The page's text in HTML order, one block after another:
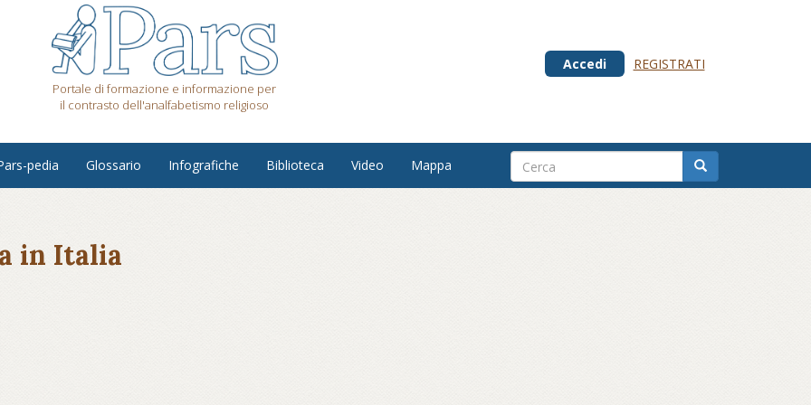
Portale di formazione e informazione per
il contrasto dell'analfabetismo religioso
Accedi REGISTRATI
pedia Glossario Infografiche Biblioteca Video Mappa
in Italia